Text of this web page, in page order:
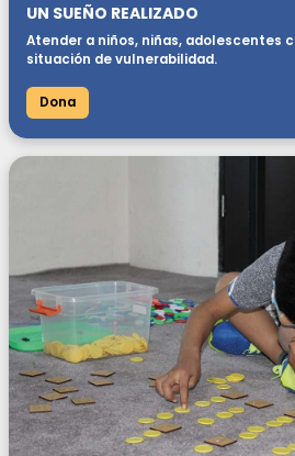
UN SUEÑO REALIZADO
Atender a niños, niñas, adolescentes
situación de vulnerabilidad.
Dona